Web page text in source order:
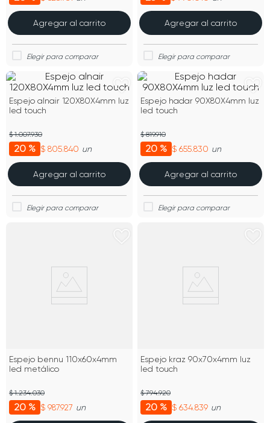
Agregar al carrito Agregar al carrito
Espejo alnair 120X80X4mm luz
led touch
20 % $ 805.840
$ 1.007.930
un
Agregar al carrito
Espejo hadar 90X80X4mm luz
led touch
20 % $ 655.830
$ 819.910
un
Agregar al carrito
Espejo bennu 110x60x4mm
led metálico
20 % $ 987.927
$ 1.234.030
un
Espejo kraz 90x70x4mm luz
led touch
20 % $ 634.839
$ 794.920
un